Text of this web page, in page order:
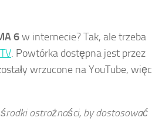
6w internecie? Tak, ale trzeba
. Powtórka dostępna jest przez
wrzucone na YouTube, więc
ostrożności, by dostosować